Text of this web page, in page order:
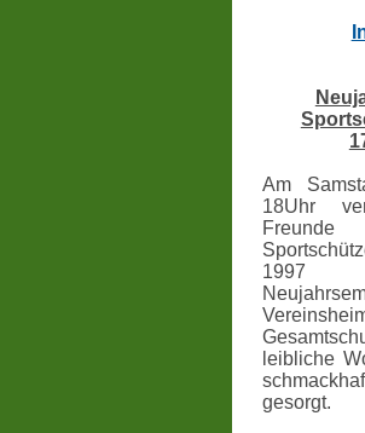
Am
18Uhr
1997
leibliche
gesorgt.